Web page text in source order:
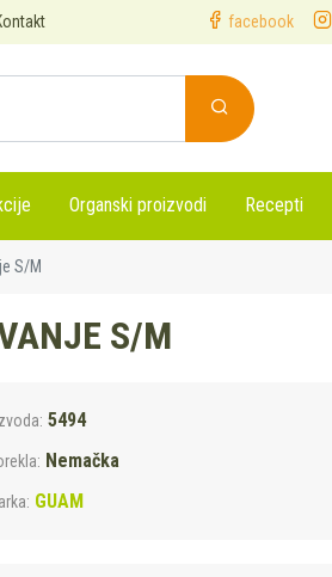
facebook
Organski proizvodi Recepti
S/M
S/M
5494
Nemačka
GUAM